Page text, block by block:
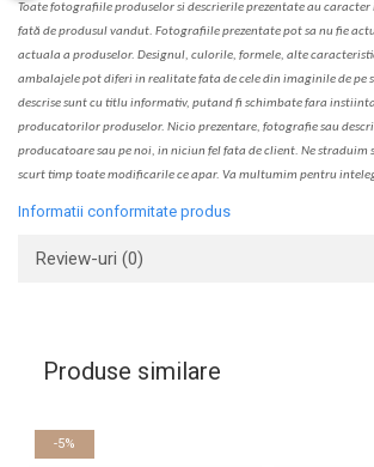
Toate fotografiile produselorsidescrierileprezentate au caracter
fată de produsul vandut. Fotografiile prezentate pot sa nu fie
actuala a produselor. Designul, culorile, formele, alte
ambalajele pot diferi in realitate fata de cele din imaginile de pe
descrise sunt cu titlu informativ, putand fi schimbate fara instiint
producatorilor produselor. Nicio prezentare, fotografie sau
producatoare sau pe noi, in niciun fel fata de client. Ne straduim s
scurt timp toate modificarile ce apar. Va multumim pentru int
Informatii conformitate produs
Review-uri (0)
Produse similare
-5%